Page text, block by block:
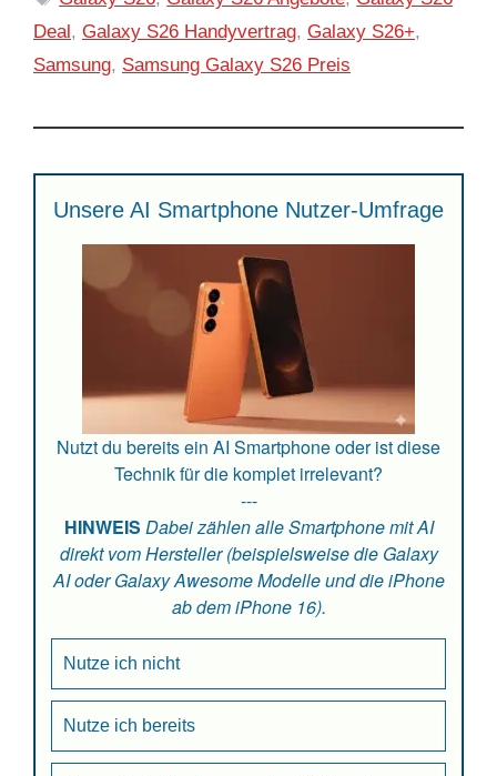
Deal, Galaxy S26 Handyvertrag, Galaxy S26+,
Samsung, Samsung Galaxy S26 Preis
Unsere AI Smartphone Nutzer-Umfrage
Nutzt du bereits ein AI Smartphone oder ist diese
Technik für die komplet irrelevant?
---
HINWEIS Dabei zählen alle Smartphone mit AI
direkt vom Hersteller (beispielsweise die Galaxy
AI oder Galaxy Awesome Modelle und die iPhone
ab dem iPhone 16).
Nutze ich nicht
Nutze ich bereits